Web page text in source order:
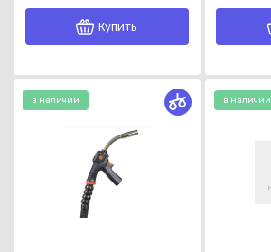
Купить
в наличии в наличии